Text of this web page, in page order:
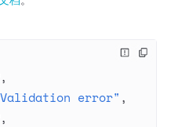
,
error" ,
,